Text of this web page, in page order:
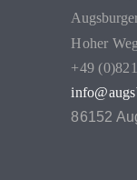
Hoher
+49
86152